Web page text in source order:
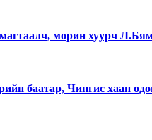
морин хуурч
баатар, Чингис хаан